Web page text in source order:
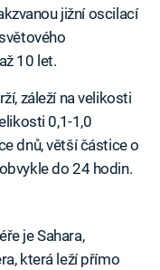
jižní oscilací
10 let.
záleží na velikosti
0,1-1,0
dnů, větší částice o
do 24 hodin.
je Sahara,
která leží přímo